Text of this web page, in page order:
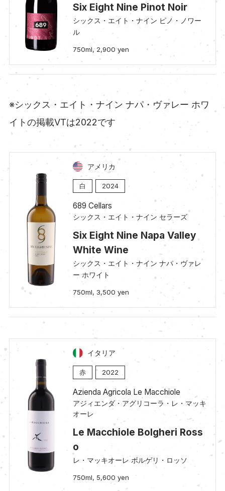
Six Eight Nine Pinot Noir
シックス・エイト・ナイン ピノ・ノワー
ル
750ml, 2,900 yen
※シックス・エイト・ナイン ナパ・ヴァレー ホワ
イトの掲載VTは2022です
アメリカ
白 2024
689 Cellars
シックス・エイト・ナイン セラーズ
Six Eight Nine Napa Valley
White Wine
シックス・エイト・ナイン ナパ・ヴァレ
ー ホワイト
750ml, 3,500 yen
イタリア
赤 2022
Azienda Agricola Le Macchiole
アジィエンダ・アグリコーラ・レ・マッキ
オーレ
Le Macchiole Bolgheri Ross
o
レ・マッキオーレ ボルゲリ・ロッソ
750ml, 5,600 yen